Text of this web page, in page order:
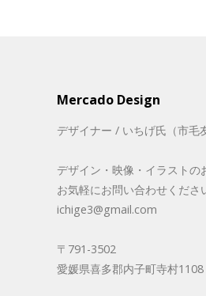
Mercado Design
デザイナー / いちげ氏（市毛
デザイン・映像・イラストの
お気軽にお問い合わせくださ
ichige3@gmail.com
〒791-3502
愛媛県喜多郡内子町寺村1108